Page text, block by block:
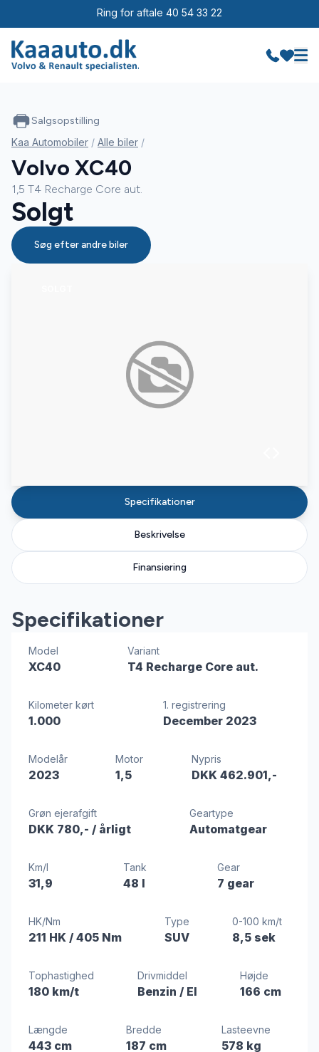
Ring for aftale 40 54 33 22
Specifikationer
Beskrivelse
Finansiering
Specifikationer
Model
XC40
Variant
T4 Recharge Core aut.
Kilometer kørt
1.000
1. registrering
December 2023
Modelår
2023
Motor
1,5
Nypris
DKK 462.901,-
Grøn ejerafgift
DKK 780,- / årligt
Geartype
Automatgear
Km/l
31,9
Tank
48 l
Gear
7 gear
HK/Nm
211 HK / 405 Nm
Type
SUV
0-100 km/t
8,5 sek
Tophastighed
180 km/t
Drivmiddel
Benzin / El
Højde
166 cm
Længde
443 cm
Bredde
187 cm
Lasteevne
578 kg
Salgsopstilling
Kaa Automobiler / Alle biler /
Volvo XC40
1,5 T4 Recharge Core aut.
Solgt
Søg efter andre biler